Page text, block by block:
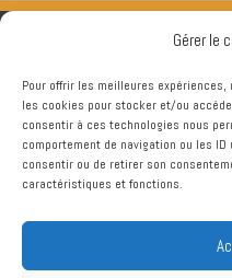
Gérer le
Pour offrir les meilleures
les cookies pour stocker et/ou
consentir à ces technologies nous
comportement de navigation ou les
consentir ou de retirer son
caractéristiques et fonctions.